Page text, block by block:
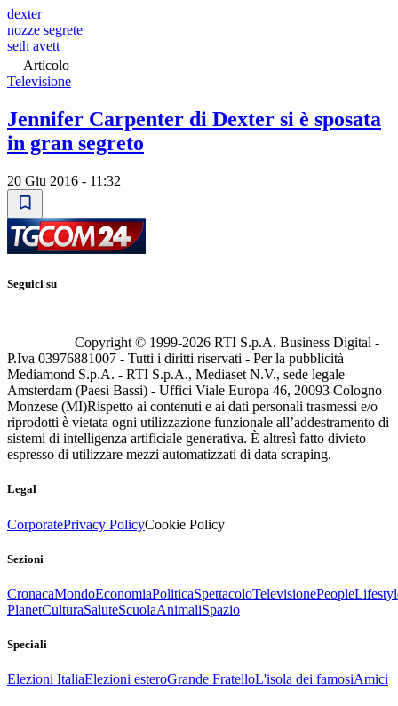
dexter
nozze segrete
seth avett
Articolo
Televisione
Jennifer Carpenter di Dexter si è sposata
in gran segreto
20 Giu 2016 - 11:32
Seguici su
Copyright © 1999-2026 RTI S.p.A. Business Digital -
P.Iva 03976881007 - Tutti i diritti riservati - Per la pubblicità
Mediamond S.p.A. - RTI S.p.A., Mediaset N.V., sede legale
Amsterdam (Paesi Bassi) - Uffici Viale Europa 46, 20093 Cologno
Monzese (MI)Rispetto ai contenuti e ai dati personali trasmessi e/o
riprodotti è vietata ogni utilizzazione funzionale all’addestramento di
sistemi di intelligenza artificiale generativa. È altresì fatto divieto
espresso di utilizzare mezzi automatizzati di data scraping.
Legal
CorporatePrivacy PolicyCookie Policy
Sezioni
CronacaMondoEconomiaPoliticaSpettacoloTelevisionePeople
PlanetCulturaSaluteScuolaAnimaliSpazio
Speciali
Elezioni ItaliaElezioni esteroGrande FratelloL'isola dei famosiAmici